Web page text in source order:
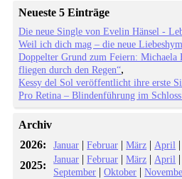
Neueste 5 Einträge
Die neue Single von Evelin Hänsel -
Weil ich dich mag – die neue
Doppelter Grund zum Feiern:
fliegen durch den Regen“
Kessy del Sol veröffentlicht ihre erste
Pro Retina – Blindenführung im
Archiv
2026:
Januar |Februar |März | April
2025: Januar |Februar |März | April
September |Oktober |